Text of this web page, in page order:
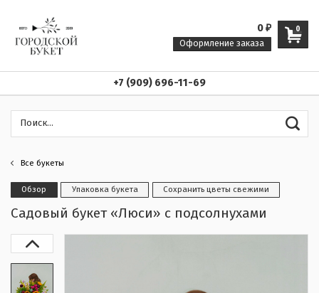
0
0 ₽
Оформление заказа
+7 (909) 696-11-69
Все букеты
Обзор Упаковка букета Сохранить цветы свежими
Садовый букет «Люси» с подсолнухами